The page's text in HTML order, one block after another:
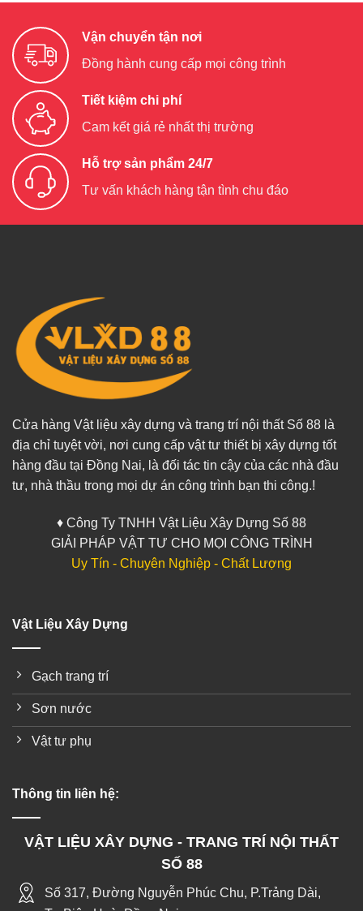
Vận chuyển tận nơi
Đồng hành cung cấp mọi công trình
Tiết kiệm chi phí
Cam kết giá rẻ nhất thị trường
Hỗ trợ sản phẩm 24/7
Tư vấn khách hàng tận tình chu đáo
Cửa hàng Vật liệu xây dựng và trang trí nội thất Số 88 là
địa chỉ tuyệt vời, nơi cung cấp vật tư thiết bị xây dựng tốt
hàng đầu tại Đồng Nai, là đối tác tin cậy của các nhà đầu
tư, nhà thầu trong mọi dự án công trình bạn thi công.!
♦ Công Ty TNHH Vật Liệu Xây Dựng Số 88
GIẢI PHÁP VẬT TƯ CHO MỌI CÔNG TRÌNH
Uy Tín - Chuyên Nghiệp - Chất Lượng
Vật Liệu Xây Dựng
Gạch trang trí
Sơn nước
Vật tư phụ
Thông tin liên hệ:
VẬT LIỆU XÂY DỰNG - TRANG TRÍ NỘI THẤT
SỐ 88
Số 317, Đường Nguyễn Phúc Chu, P.Trảng Dài,